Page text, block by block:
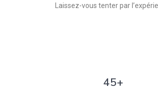
Laissez-vous tenter par
45+